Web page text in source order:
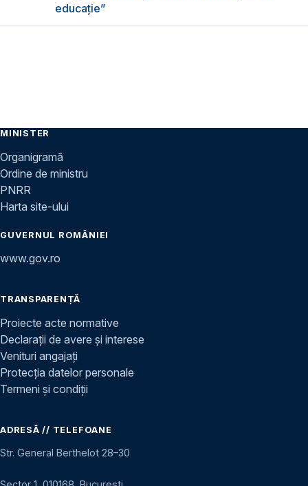
educație”
MINISTER
Organigramă
Ordine de ministru
PNRR
Harta site-ului
GUVERNUL ROMÂNIEI
www.gov.ro
TRANSPARENȚĂ
Proiecte acte normative
Declarații de avere și interese
Venituri angajați
Protecția datelor personale
Termeni și condiții
ADRESĂ // TELEFOANE
Str. General Berthelot 28–30